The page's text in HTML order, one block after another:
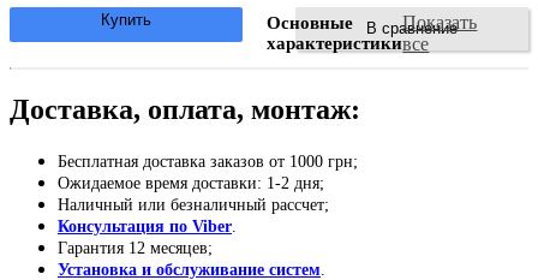
В сравнение
Купить
Основные
характеристики
Показать
все
Доставка, оплата, монтаж:
Бесплатная доставка заказов от 1000 грн;
Ожидаемое время доставки: 1-2 дня;
Наличный или безналичный рассчет;
Консультация по Viber
Гарантия 12 месяцев;
Установка и обслуживание систем